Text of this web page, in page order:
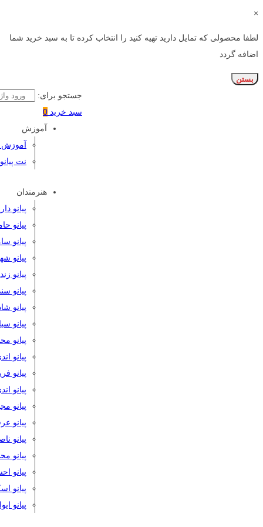
×
لطفا محصولی که تمایل دارید تهیه کنید را انتخاب کرده تا به سبد خرید شما
اضافه گردد
بستن
جستجو برای:
سبد خرید 0
آموزش
آموزش
نت پیانو
هنرمندان
پیانو
پیانو
پیانو
پیانو
پیانو
پیانو
پیانو
پیانو
پیانو
پیانو
پیانو
پیانو
پیانو
پیانو
پیانو
پیانو
پیانو
پیانو
پیانو